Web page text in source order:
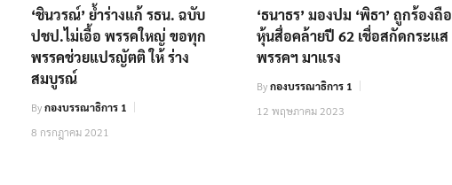
‘ชินวรณ์’ ย้ำร่างแก้ รธน. ฉบับ
ปชป.ไม่เอื้อ พรรคใหญ่ ขอทุก
พรรคช่วยแปรญัตติ ให้ ร่าง
สมบูรณ์
Byกองบรรณาธิการ 1
8 กรกฎาคม 2021
‘ธนาธร’ มองปม ‘พิธา’ ถูกร้องถือ
หุ้นสื่อคล้ายปี 62 เชื่อสกัดกระแส
พรรคฯ มาแรง
Byกองบรรณาธิการ 1
12 พฤษภาคม 2023